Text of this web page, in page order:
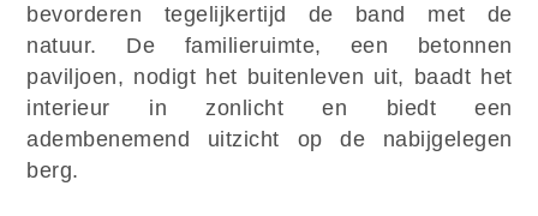
bevorderen tegelijkertijd de band met de
natuur. De familieruimte, een betonnen
paviljoen, nodigt het buitenleven uit, baadt het
interieur in zonlicht en biedt een
adembenemend uitzicht op de nabijgelegen
berg.